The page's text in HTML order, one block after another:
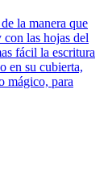
la manera que
con las hojas del
fácil la escritura
en su cubierta,
mágico, para